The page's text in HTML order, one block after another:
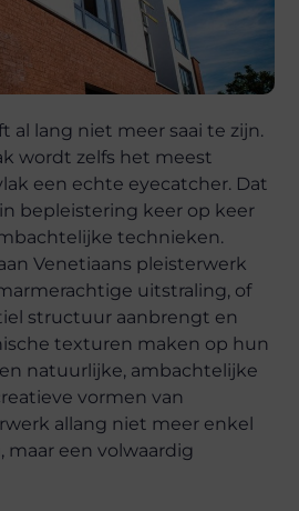
al lang niet meer saai te zijn.
wordt zelfs het meest
een echte eyecatcher. Dat
bepleistering keer op keer
technieken.
Venetiaans pleisterwerk
uitstraling, of
structuur aanbrengt en
texturen maken op hun
natuurlijke, ambachtelijke
vormen van
allang niet meer enkel
maar een volwaardig